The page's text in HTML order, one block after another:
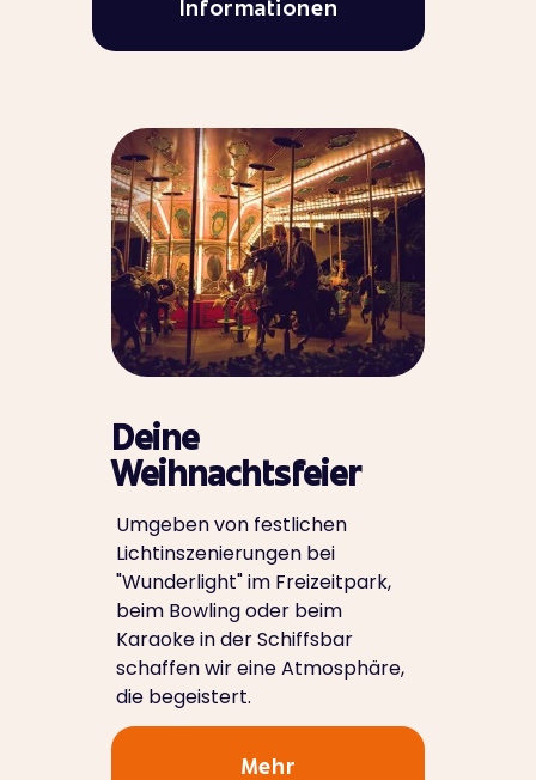
Informationen
Deine
Weihnachtsfeier
Umgeben von festlichen
Lichtinszenierungen bei
"Wunderlight" im Freizeitpark,
beim Bowling oder beim
Karaoke in der Schiffsbar
schaffen wir eine Atmosphäre,
die begeistert.
Mehr